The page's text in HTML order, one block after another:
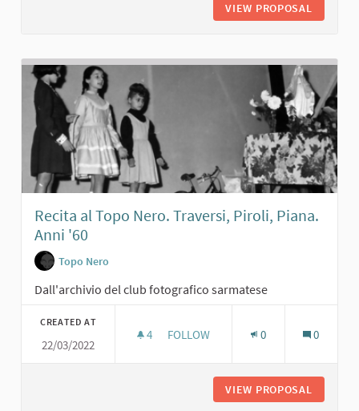
VIEW PROPOSAL
Recita al Topo Nero. Traversi, Piroli, Piana.
Anni '60
Topo Nero
Dall'archivio del club fotografico sarmatese
CREATED AT
22/03/2022
4 4 FOLLOWERS
FOLLOW 0 0
VIEW PROPOSAL